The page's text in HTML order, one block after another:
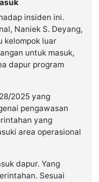
insiden ini.
Naniek S. Deyang,
kelompok luar
untuk masuk,
dapur program
2025 yang
pengawasan
yang
area operasional
dapur. Yang
Sesuai